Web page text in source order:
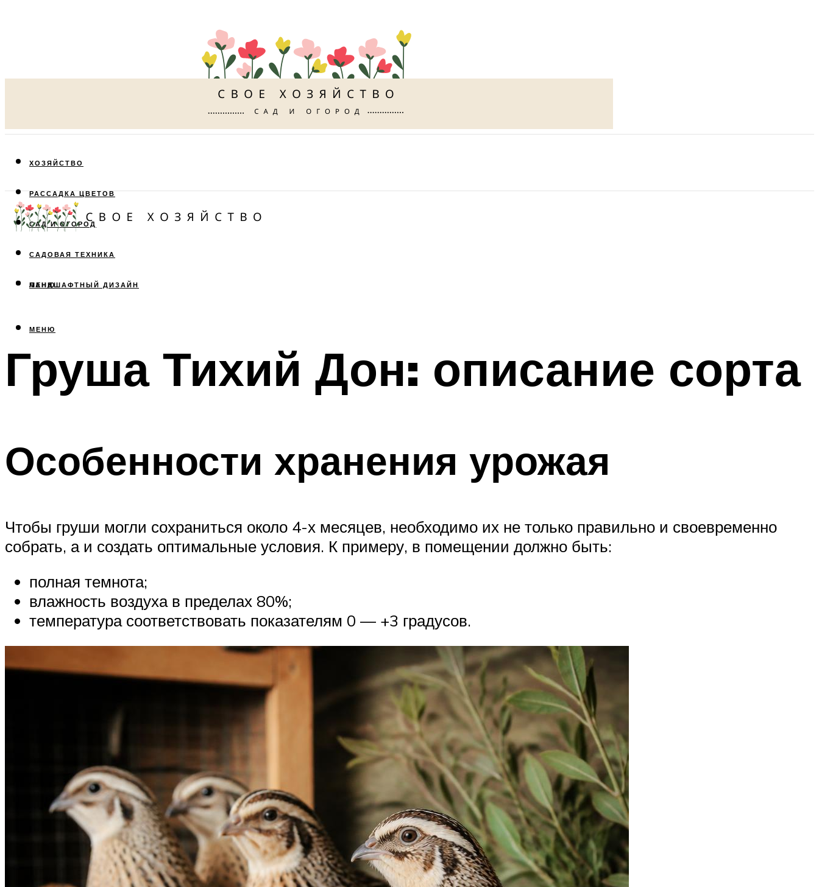
ХОЗЯЙСТВО
РАССАДКА ЦВЕТОВ
САД И ОГОРОД
САДОВАЯ ТЕХНИКА
ЛАНДШАФТНЫЙ ДИЗАЙН
МЕНЮ
МЕНЮ
Груша Тихий Дон: описание сорта
Особенности хранения урожая
Чтобы груши могли сохраниться около 4-х месяцев, необходимо их не только правильно и своевременно
собрать, а и создать оптимальные условия. К примеру, в помещении должно быть:
полная темнота;
влажность воздуха в пределах 80%;
температура соответствовать показателям 0 — +3 градусов.